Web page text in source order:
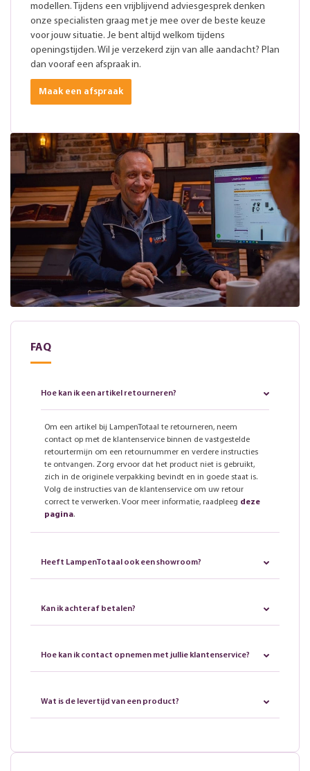
modellen. Tijdens een vrijblijvend adviesgesprek denken
onze specialisten graag met je mee over de beste keuze
voor jouw situatie. Je bent altijd welkom tijdens
openingstijden. Wil je verzekerd zijn van alle aandacht? Plan
dan vooraf een afspraak in.
Maak een afspraak
FAQ
Hoe kan ik een artikel retourneren?
Om een artikel bij LampenTotaal te retourneren, neem
contact op met de klantenservice binnen de vastgestelde
retourtermijn om een retournummer en verdere instructies
te ontvangen. Zorg ervoor dat het product niet is gebruikt,
zich in de originele verpakking bevindt en in goede staat is.
Volg de instructies van de klantenservice om uw retour
correct te verwerken. Voor meer informatie, raadpleeg deze
pagina.
Heeft LampenTotaal ook een showroom?
Kan ik achteraf betalen?
Hoe kan ik contact opnemen met jullie klantenservice?
Wat is de levertijd van een product?